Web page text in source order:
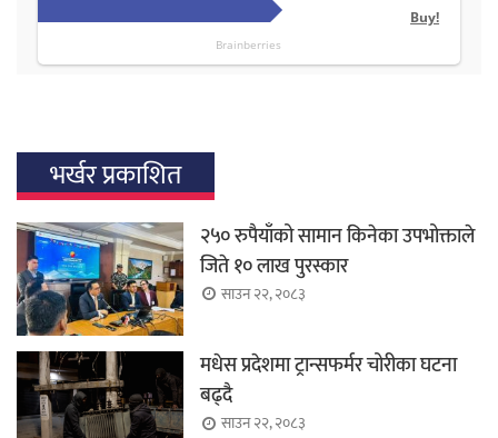
भर्खर प्रकाशित
२५० रुपैयाँको सामान किनेका उपभोक्ताले
जिते १० लाख पुरस्कार
साउन २२, २०८३
मधेस प्रदेशमा ट्रान्सफर्मर चोरीका घटना
बढ्दै
साउन २२, २०८३